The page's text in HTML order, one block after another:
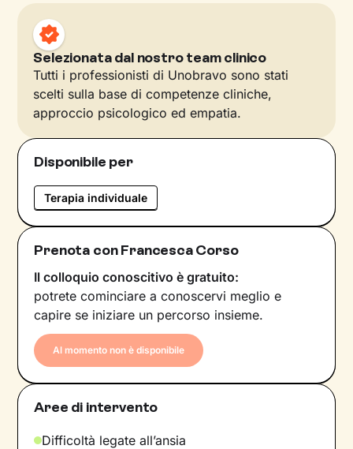
Selezionata dal nostro team clinico
Tutti i professionisti di Unobravo sono stati
scelti sulla base di competenze cliniche,
approccio psicologico ed empatia.
Disponibile per
Terapia individuale
Prenota con Francesca Corso
Il colloquio conoscitivo è gratuito:
potrete cominciare a conoscervi meglio e
capire se iniziare un percorso insieme.
Al momento non è disponibile
Aree di intervento
Difficoltà legate all’ansia